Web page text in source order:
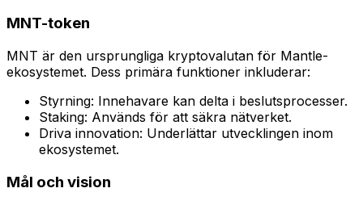
MNT-token
MNT är den ursprungliga kryptovalutan för Mantle-
ekosystemet. Dess primära funktioner inkluderar:
Styrning: Innehavare kan delta i beslutsprocesser.
Staking: Används för att säkra nätverket.
Driva innovation: Underlättar utvecklingen inom
ekosystemet.
Mål och vision